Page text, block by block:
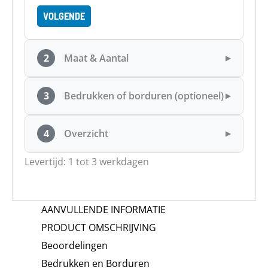
VOLGENDE
2 Maat & Aantal ▶
3 Bedrukken of borduren (optioneel)▶
4 Overzicht ▶
Levertijd: 1 tot 3 werkdagen
AANVULLENDE INFORMATIE
PRODUCT OMSCHRIJVING
Beoordelingen
Bedrukken en Borduren